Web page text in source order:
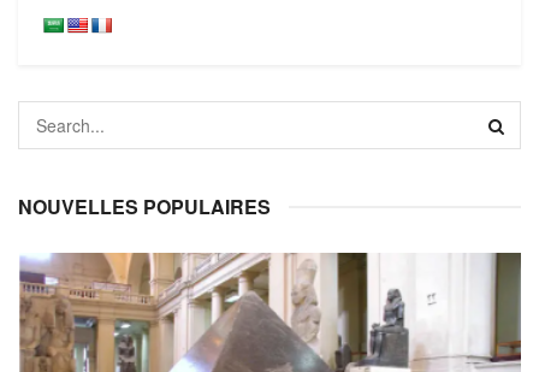
NOUVELLES POPULAIRES